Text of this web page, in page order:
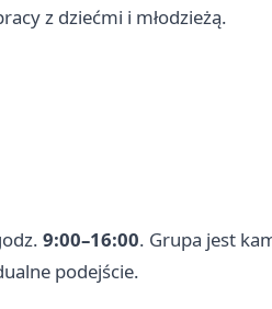
z dziećmi i młodzieżą.
9:00–16:00. Grupa jest
podejście.